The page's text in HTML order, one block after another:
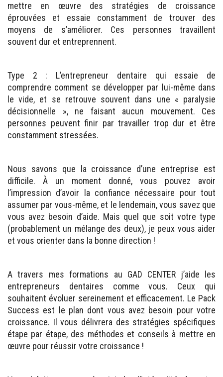
mettre en œuvre des stratégies de croissance
éprouvées et essaie constamment de trouver des
moyens de s’améliorer. Ces personnes travaillent
souvent dur et entreprennent.
Type 2 : L’entrepreneur dentaire qui essaie de
comprendre comment se développer par lui-même dans
le vide, et se retrouve souvent dans une « paralysie
décisionnelle », ne faisant aucun mouvement. Ces
personnes peuvent finir par travailler trop dur et être
constamment stressées.
Nous savons que la croissance d’une entreprise est
difficile. À un moment donné, vous pouvez avoir
l’impression d’avoir la confiance nécessaire pour tout
assumer par vous-même, et le lendemain, vous savez que
vous avez besoin d’aide. Mais quel que soit votre type
(probablement un mélange des deux), je peux vous aider
et vous orienter dans la bonne direction !
A travers mes formations au GAD CENTER j’aide les
entrepreneurs dentaires comme vous. Ceux qui
souhaitent évoluer sereinement et efficacement. Le Pack
Success est le plan dont vous avez besoin pour votre
croissance. Il vous délivrera des stratégies spécifiques
étape par étape, des méthodes et conseils à mettre en
œuvre pour réussir votre croissance !